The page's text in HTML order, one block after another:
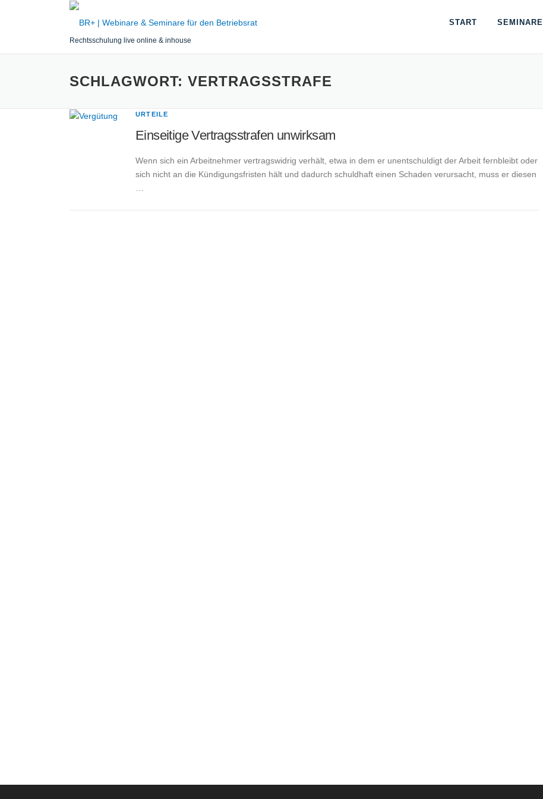
Rechtsschulung live online & inhouse
START SEMINARE
SCHLAGWORT: VERTRAGSSTRAFE
URTEILE
Einseitige Vertragsstrafen unwirksam
Wenn sich ein Arbeitnehmer vertragswidrig verhält, etwa in dem er unentschuldigt der Arbeit fernbleibt oder
sich nicht an die Kündigungsfristen hält und dadurch schuldhaft einen Schaden verursacht, muss er diesen